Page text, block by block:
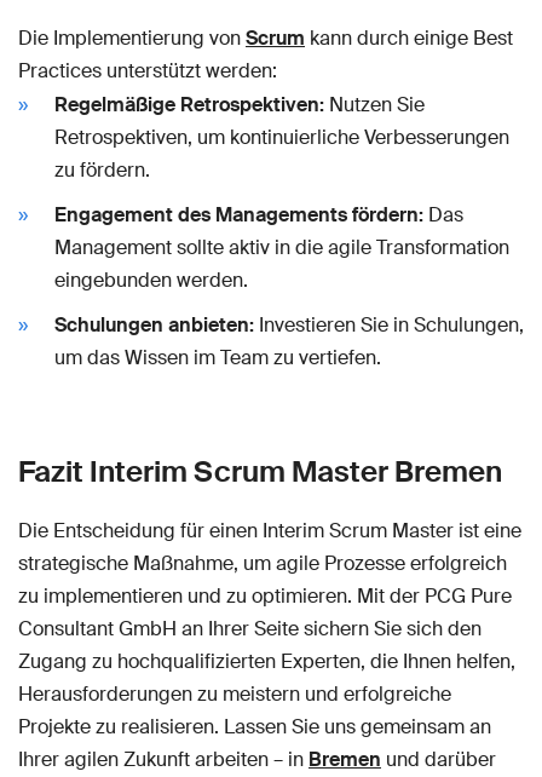
Die Implementierung vonScrum kann durch einige Best
Practices unterstützt werden:
Regelmäßige Retrospektiven: Nutzen Sie
Retrospektiven, um kontinuierliche Verbesserungen
zu fördern.
Engagement des Managements fördern: Das
Management sollte aktiv in die agile Transformation
eingebunden werden.
Schulungen anbieten: Investieren Sie in Schulungen,
um das Wissen im Team zu vertiefen.
Fazit Interim Scrum Master Bremen
Die Entscheidung für einen Interim Scrum Master ist eine
strategische Maßnahme, um agile Prozesse erfolgreich
zu implementieren und zu optimieren. Mit der PCG Pure
Consultant GmbH an Ihrer Seite sichern Sie sich den
Zugang zu hochqualifizierten Experten, die Ihnen helfen,
Herausforderungen zu meistern und erfolgreiche
Projekte zu realisieren. Lassen Sie uns gemeinsam an
Ihrer agilen Zukunft arbeiten – in Bremen und darüber